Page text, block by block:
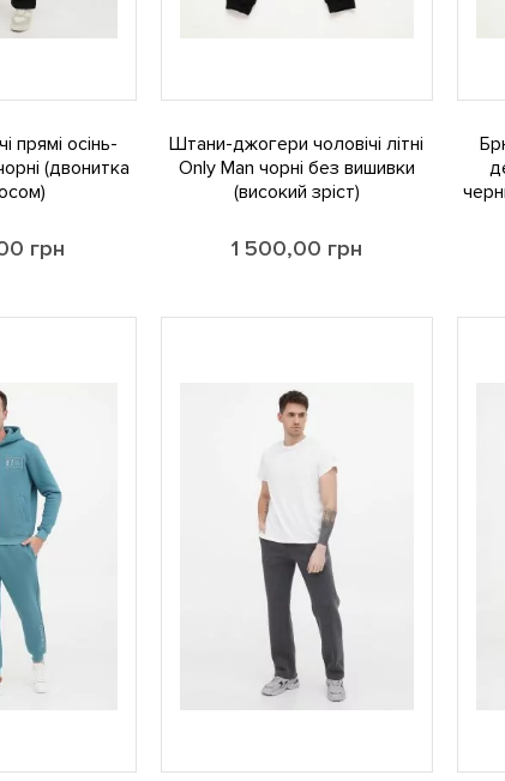
прямі осінь-
(двонитка
грн
Штани-джогери чоловічі літні
Only Man чорні без вишивки
(високий зріст)
1 500,00 грн